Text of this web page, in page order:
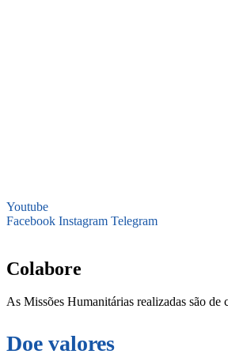
Youtube
Facebook Instagram Telegram
Colabore
As Missões Humanitárias realizadas são
Doe valores